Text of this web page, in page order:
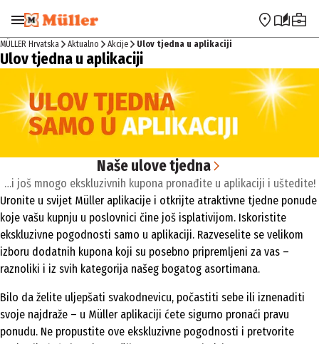
Preskoči na navigaciju Preskoči na glavni sadržaj
MÜLLER Hrvatska Aktualno Akcije Ulov tjedna u aplikaciji
Ulov tjedna u aplikaciji
Naše ulove tjedna
…i još mnogo ekskluzivnih kupona pronađite u aplikaciji i uštedite!
Uronite u svijet Müller aplikacije i otkrijte atraktivne tjedne ponude
koje vašu kupnju u poslovnici čine još isplativijom. Iskoristite
ekskluzivne pogodnosti samo u aplikaciji. Razveselite se velikom
izboru dodatnih kupona koji su posebno pripremljeni za vas –
raznoliki i iz svih kategorija našeg bogatog asortimana.
Bilo da želite uljepšati svakodnevicu, počastiti sebe ili iznenaditi
svoje najdraže – u Müller aplikaciji ćete sigurno pronaći pravu
ponudu. Ne propustite ove ekskluzivne pogodnosti i pretvorite